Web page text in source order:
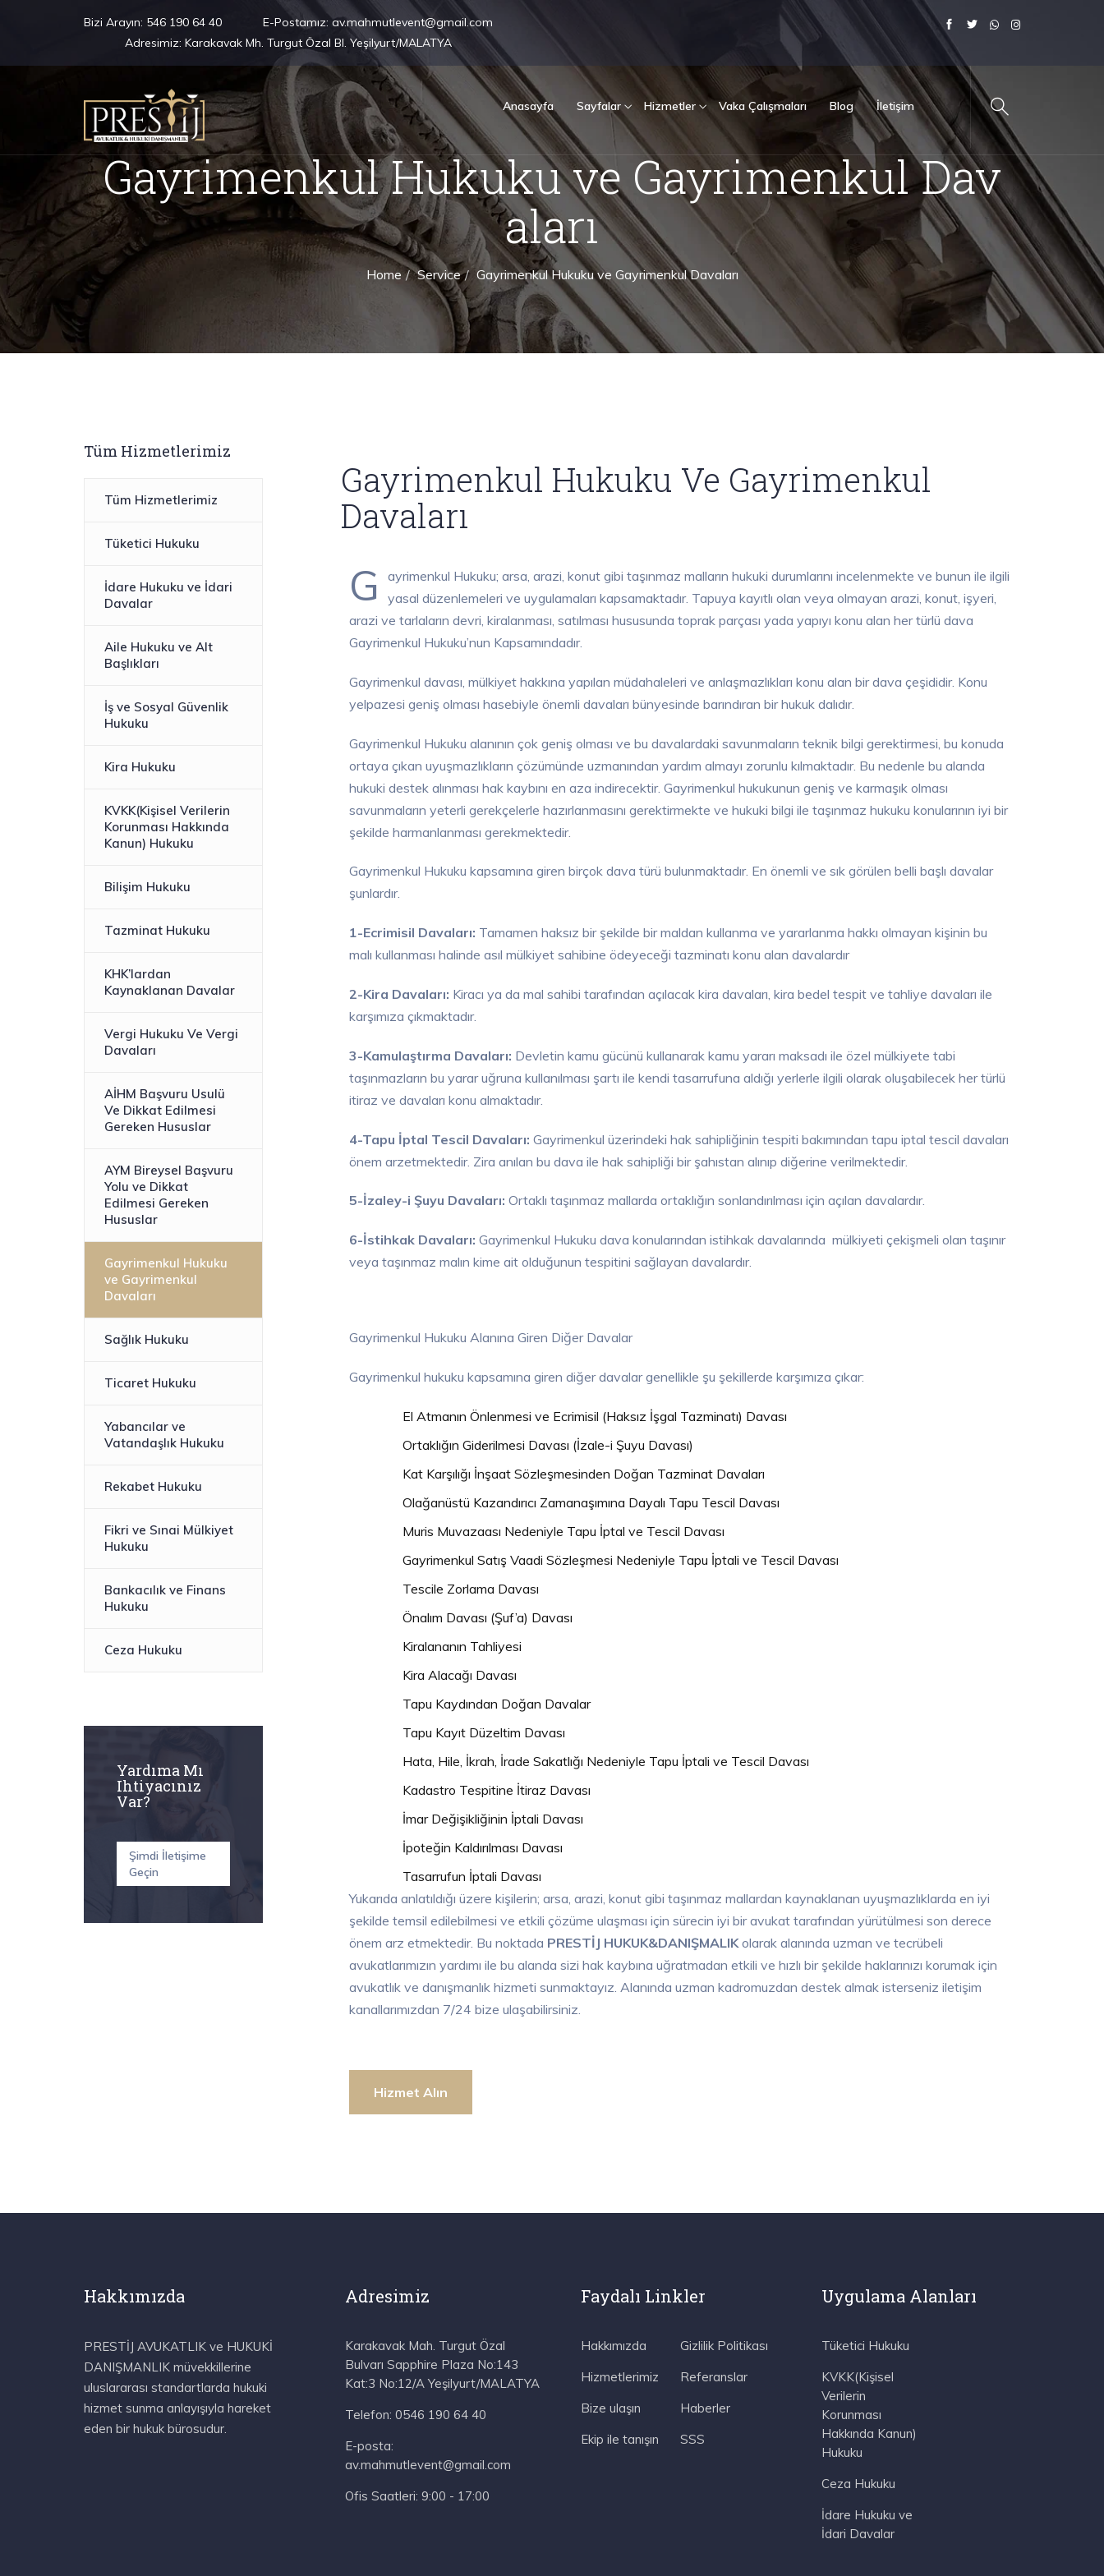
Bizi Arayın: 546 190 64 40 E-Postamız:av.mahmutlevent@gmail.com
Adresimiz: Karakavak Mh. Turgut Özal Bl. Yeşilyurt/MALATYA
Anasayfa Sayfalar Hizmetler Vaka Çalışmaları Blog İletişim
Gayrimenkul Hukuku ve Gayrimenkul Dav
aları
Home Service Gayrimenkul Hukuku ve Gayrimenkul Davaları
Gayrimenkul Hukuku Ve Gayrimenkul
Davaları
G
ayrimenkul Hukuku; arsa, arazi, konut gibi taşınmaz malların hukuki durumlarını incelenmekte ve bunun ile ilgili
yasal düzenlemeleri ve uygulamaları kapsamaktadır. Tapuya kayıtlı olan veya olmayan arazi, konut, işyeri,
arazi ve tarlaların devri, kiralanması, satılması hususunda toprak parçası yada yapıyı konu alan her türlü dava
Gayrimenkul Hukuku’nun Kapsamındadır.
Gayrimenkul davası, mülkiyet hakkına yapılan müdahaleleri ve anlaşmazlıkları konu alan bir dava çeşididir. Konu
yelpazesi geniş olması hasebiyle önemli davaları bünyesinde barındıran bir hukuk dalıdır.
Gayrimenkul Hukuku alanının çok geniş olması ve bu davalardaki savunmaların teknik bilgi gerektirmesi, bu konuda
ortaya çıkan uyuşmazlıkların çözümünde uzmanından yardım almayı zorunlu kılmaktadır. Bu nedenle bu alanda
hukuki destek alınması hak kaybını en aza indirecektir. Gayrimenkul hukukunun geniş ve karmaşık olması
savunmaların yeterli gerekçelerle hazırlanmasını gerektirmekte ve hukuki bilgi ile taşınmaz hukuku konularının iyi bir
şekilde harmanlanması gerekmektedir.
Gayrimenkul Hukuku kapsamına giren birçok dava türü bulunmaktadır. En önemli ve sık görülen belli başlı davalar
şunlardır.
1-Ecrimisil Davaları: Tamamen haksız bir şekilde bir maldan kullanma ve yararlanma hakkı olmayan kişinin bu
malı kullanması halinde asıl mülkiyet sahibine ödeyeceği tazminatı konu alan davalardır
2-Kira Davaları: Kiracı ya da mal sahibi tarafından açılacak kira davaları, kira bedel tespit ve tahliye davaları ile
karşımıza çıkmaktadır.
3-Kamulaştırma Davaları: Devletin kamu gücünü kullanarak kamu yararı maksadı ile özel mülkiyete tabi
taşınmazların bu yarar uğruna kullanılması şartı ile kendi tasarrufuna aldığı yerlerle ilgili olarak oluşabilecek her türlü
itiraz ve davaları konu almaktadır.
4-Tapu İptal Tescil Davaları: Gayrimenkul üzerindeki hak sahipliğinin tespiti bakımından tapu iptal tescil davaları
önem arzetmektedir. Zira anılan bu dava ile hak sahipliği bir şahıstan alınıp diğerine verilmektedir.
5-İzaley-i Şuyu Davaları: Ortaklı taşınmaz mallarda ortaklığın sonlandırılması için açılan davalardır.
6-İstihkak Davaları: Gayrimenkul Hukuku dava konularından istihkak davalarında mülkiyeti çekişmeli olan taşınır
veya taşınmaz malın kime ait olduğunun tespitini sağlayan davalardır.
Gayrimenkul Hukuku Alanına Giren Diğer Davalar
Gayrimenkul hukuku kapsamına giren diğer davalar genellikle şu şekillerde karşımıza çıkar:
El Atmanın Önlenmesi ve Ecrimisil (Haksız İşgal Tazminatı) Davası
Ortaklığın Giderilmesi Davası (İzale-i Şuyu Davası)
Kat Karşılığı İnşaat Sözleşmesinden Doğan Tazminat Davaları
Olağanüstü Kazandırıcı Zamanaşımına Dayalı Tapu Tescil Davası
Muris Muvazaası Nedeniyle Tapu İptal ve Tescil Davası
Gayrimenkul Satış Vaadi Sözleşmesi Nedeniyle Tapu İptali ve Tescil Davası
Tescile Zorlama Davası
Önalım Davası (Şuf’a) Davası
Kiralananın Tahliyesi
Kira Alacağı Davası
Tapu Kaydından Doğan Davalar
Tapu Kayıt Düzeltim Davası
Hata, Hile, İkrah, İrade Sakatlığı Nedeniyle Tapu İptali ve Tescil Davası
Kadastro Tespitine İtiraz Davası
İmar Değişikliğinin İptali Davası
İpoteğin Kaldırılması Davası
Tasarrufun İptali Davası
Yukarıda anlatıldığı üzere kişilerin; arsa, arazi, konut gibi taşınmaz mallardan kaynaklanan uyuşmazlıklarda en iyi
şekilde temsil edilebilmesi ve etkili çözüme ulaşması için sürecin iyi bir avukat tarafından yürütülmesi son derece
önem arz etmektedir. Bu noktada PRESTİJ HUKUK&DANIŞMALIKolarak alanında uzman ve tecrübeli
avukatlarımızın yardımı ile bu alanda sizi hak kaybına uğratmadan etkili ve hızlı bir şekilde haklarınızı korumak için
avukatlık ve danışmanlık hizmeti sunmaktayız. Alanında uzman kadromuzdan destek almak isterseniz iletişim
kanallarımızdan 7/24 bize ulaşabilirsiniz.
Hizmet Alın
Tüm Hizmetlerimiz
Tüm Hizmetlerimiz
Tüketici Hukuku
İdare Hukuku ve İdari
Davalar
Aile Hukuku ve Alt
Başlıkları
İş ve Sosyal Güvenlik
Hukuku
Kira Hukuku
KVKK(Kişisel Verilerin
Korunması Hakkında
Kanun) Hukuku
Bilişim Hukuku
Tazminat Hukuku
KHK’lardan
Kaynaklanan Davalar
Vergi Hukuku Ve Vergi
Davaları
AİHM Başvuru Usulü
Ve Dikkat Edilmesi
Gereken Hususlar
AYM Bireysel Başvuru
Yolu ve Dikkat
Edilmesi Gereken
Hususlar
Gayrimenkul Hukuku
ve Gayrimenkul
Davaları
Sağlık Hukuku
Ticaret Hukuku
Yabancılar ve
Vatandaşlık Hukuku
Rekabet Hukuku​
Fikri ve Sınai Mülkiyet
Hukuku
Bankacılık ve Finans
Hukuku
Ceza Hukuku
Yardıma Mı
Ihtiyacınız
Var?
Şimdi İletişime
Geçin
Hakkımızda
PRESTİJ AVUKATLIK ve HUKUKİ
DANIŞMANLIK müvekkillerine
uluslararası standartlarda hukuki
hizmet sunma anlayışıyla hareket
eden bir hukuk bürosudur.
Adresimiz
Karakavak Mah. Turgut Özal
Bulvarı Sapphire Plaza No:143
Kat:3 No:12/A Yeşilyurt/MALATYA
Telefon: 0546 190 64 40
E-posta:
av.mahmutlevent@gmail.com
Ofis Saatleri: 9:00 - 17:00
Faydalı Linkler
Hakkımızda
Hizmetlerimiz
Bize ulaşın
Ekip ile tanışın
Gizlilik Politikası
Referanslar
Haberler
SSS
Uygulama Alanları
Tüketici Hukuku
KVKK(Kişisel
Verilerin
Korunması
Hakkında Kanun)
Hukuku
Ceza Hukuku
İdare Hukuku ve
İdari Davalar